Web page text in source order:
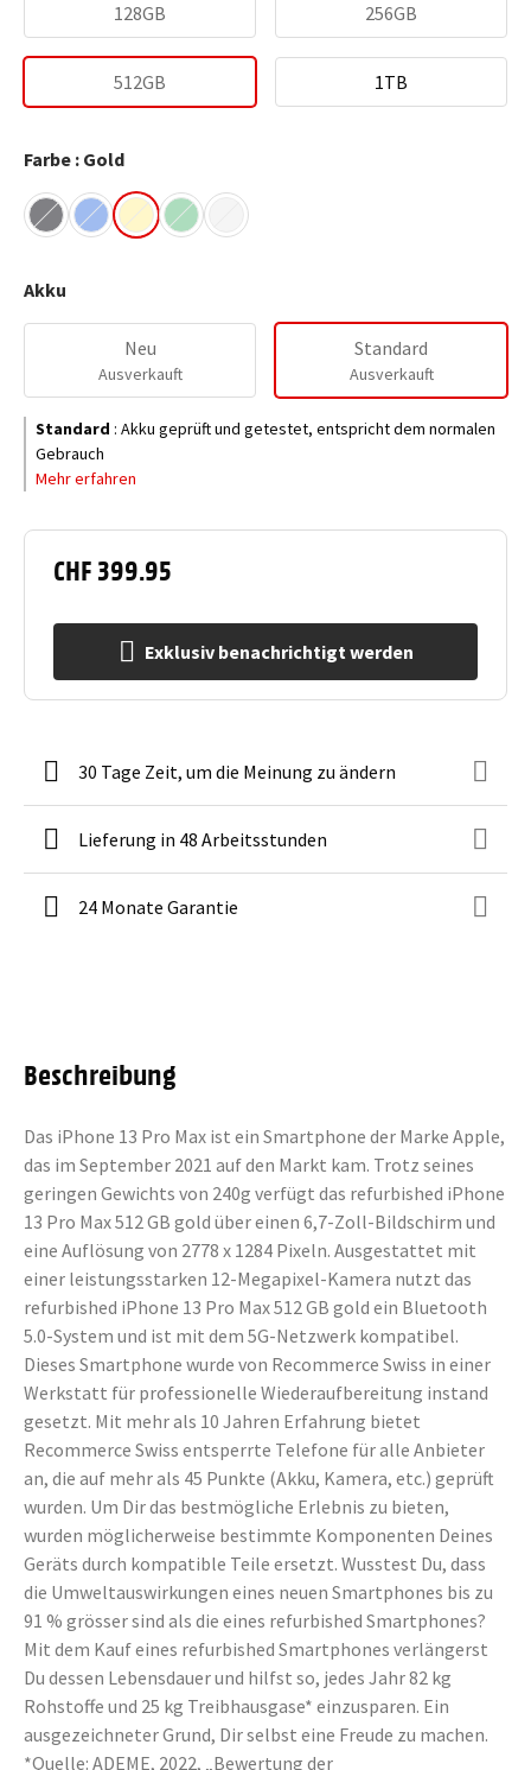
CHF 399.95
Exklusiv benachrichtigt werden
128GB 256GB
512GB 1TB
Farbe : Gold
Akku
Neu
Ausverkauft
Standard
Ausverkauft
Standard : Akku geprüft und getestet, entspricht dem normalen
Gebrauch
Mehr erfahren
30 Tage Zeit, um die Meinung zu ändern
Lieferung in 48 Arbeitsstunden
24 Monate Garantie
Beschreibung
Das iPhone 13 Pro Max ist ein Smartphone der Marke Apple,
das im September 2021 auf den Markt kam. Trotz seines
geringen Gewichts von 240g verfügt das refurbished iPhone
13 Pro Max 512 GB gold über einen 6,7-Zoll-Bildschirm und
eine Auflösung von 2778 x 1284 Pixeln. Ausgestattet mit
einer leistungsstarken 12-Megapixel-Kamera nutzt das
refurbished iPhone 13 Pro Max 512 GB gold ein Bluetooth
5.0-System und ist mit dem 5G-Netzwerk kompatibel.
Dieses Smartphone wurde von Recommerce Swiss in einer
Werkstatt für professionelle Wiederaufbereitung instand
gesetzt. Mit mehr als 10 Jahren Erfahrung bietet
Recommerce Swiss entsperrte Telefone für alle Anbieter
an, die auf mehr als 45 Punkte (Akku, Kamera, etc.) geprüft
wurden. Um Dir das bestmögliche Erlebnis zu bieten,
wurden möglicherweise bestimmte Komponenten Deines
Geräts durch kompatible Teile ersetzt. Wusstest Du, dass
die Umweltauswirkungen eines neuen Smartphones bis zu
91 % grösser sind als die eines refurbished Smartphones?
Mit dem Kauf eines refurbished Smartphones verlängerst
Du dessen Lebensdauer und hilfst so, jedes Jahr 82 kg
Rohstoffe und 25 kg Treibhausgase* einzusparen. Ein
ausgezeichneter Grund, Dir selbst eine Freude zu machen.
*Quelle: ADEME, 2022, „Bewertung der